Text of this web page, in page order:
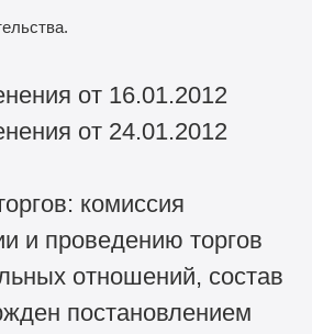
от 16.01.2012
от 24.01.2012
комиссия
и проведению торгов
отношений, состав
постановлением